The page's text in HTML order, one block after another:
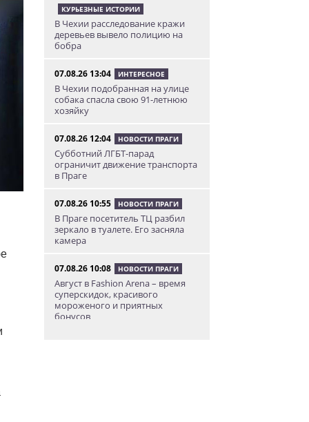
КУРЬЕЗНЫЕ ИСТОРИИ
В Чехии расследование кражи
деревьев вывело полицию на
бобра
07.08.26 13:04 ИНТЕРЕСНОЕ
В Чехии подобранная на улице
собака спасла свою 91-летнюю
хозяйку
07.08.26 12:04 НОВОСТИ ПРАГИ
Субботний ЛГБТ-парад
ограничит движение транспорта
в Праге
07.08.26 10:55 НОВОСТИ ПРАГИ
В Праге посетитель ТЦ разбил
зеркало в туалете. Его засняла
камера
07.08.26 10:08 НОВОСТИ ПРАГИ
Август в Fashion Arena – время
суперскидок, красивого
мороженого и приятных
бонусов